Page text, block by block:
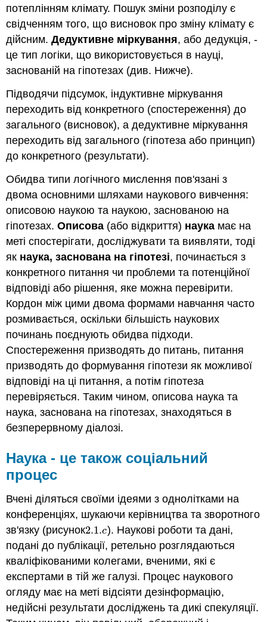
потеплінням клімату. Пошук зміни розподілу є
свідченням того, що висновок про зміну клімату є
дійсним.Дедуктивне міркування, або дедукція, -
це тип логіки, що використовується в науці,
заснованій на гіпотезах (див. Нижче).
Підводячи підсумок, індуктивне міркування
переходить від конкретного (спостереження) до
загального (висновок), а дедуктивне міркування
переходить від загального (гіпотеза або принцип)
до конкретного (результати).
Обидва типи логічного мислення пов'язані з
двома основними шляхами наукового вивчення:
описовою наукою та наукою, заснованою на
гіпотезах.Описова (або відкриття) наука має на
меті спостерігати, досліджувати та виявляти, тоді
як наука, заснована на гіпотезі, починається з
конкретного питання чи проблеми та потенційної
відповіді або рішення, яке можна перевірити.
Кордон між цими двома формами навчання часто
розмивається, оскільки більшість наукових
починань поєднують обидва підходи.
Спостереження призводять до питань, питання
призводять до формування гіпотези як можливої
відповіді на ці питання, а потім гіпотеза
перевіряється. Таким чином, описова наука та
наука, заснована на гіпотезах, знаходяться в
безперервному діалозі.
Наука - це також соціальний
процес
Вчені діляться своїми ідеями з однолітками на
конференціях, шукаючи керівництва та зворотного
зв'язку (рисунок2.1.c
2.1.c). Наукові роботи та дані,
подані до публікації, ретельно розглядаються
кваліфікованими колегами, вченими, які є
експертами в тій же галузі. Процес наукового
огляду має на меті відсіяти дезінформацію,
недійсні результати досліджень та дикі спекуляції.